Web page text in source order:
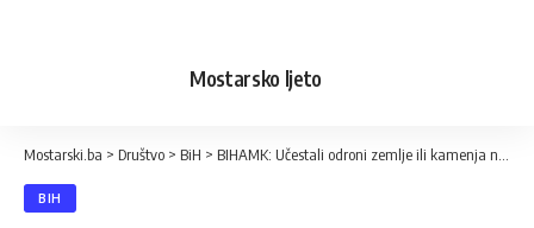
Mostarsko ljeto
Mostarski.ba > Društvo > BiH > BIHAMK: Učestali odroni zemlje ili kamenja na putevima
BIH